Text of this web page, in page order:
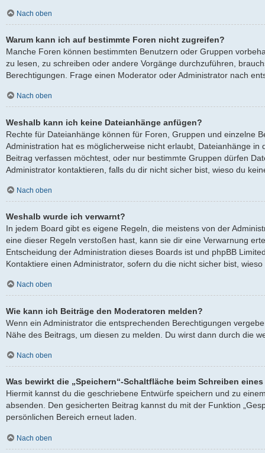
Nach oben
Warum kann ich auf bestimmte Foren nicht zugreifen?
Manche Foren können bestimmten Benutzern oder Gruppen
zu lesen, zu schreiben oder andere Vorgänge durchzuführen,
Berechtigungen. Frage einen Moderator oder Administrator nach
Nach oben
Weshalb kann ich keine Dateianhänge anfügen?
Rechte für Dateianhänge können für Foren, Gruppen und einzelne
Administration hat es möglicherweise nicht erlaubt, Dateianhänge
Beitrag verfassen möchtest, oder nur bestimmte Gruppen dürfen
Administrator kontaktieren, falls du dir nicht sicher bist, wieso du
Nach oben
Weshalb wurde ich verwarnt?
In jedem Board gibt es eigene Regeln, die meistens von der
eine dieser Regeln verstoßen hast, kann sie dir eine Verwarnung
Entscheidung der Administration dieses Boards ist und phpBB
Kontaktiere einen Administrator, sofern du die nicht sicher bist,
Nach oben
Wie kann ich Beiträge den Moderatoren melden?
Wenn ein Administrator die entsprechenden Berechtigungen
Nähe des Beitrags, um diesen zu melden. Du wirst dann durch die
Nach oben
Was bewirkt die „Speichern“-Schaltfläche beim Schreiben
Hiermit kannst du die geschriebene Entwürfe speichern und zu
absenden. Den gesicherten Beitrag kannst du mit der Funktion
persönlichen Bereich erneut laden.
Nach oben